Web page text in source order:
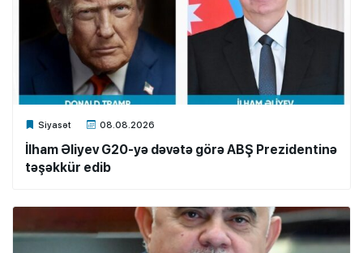
Siyasət 08.08.2026
Xalq.Online
İlham Əliyev G20-yə dəvətə görə ABŞ Prezidentinə
təşəkkür edib